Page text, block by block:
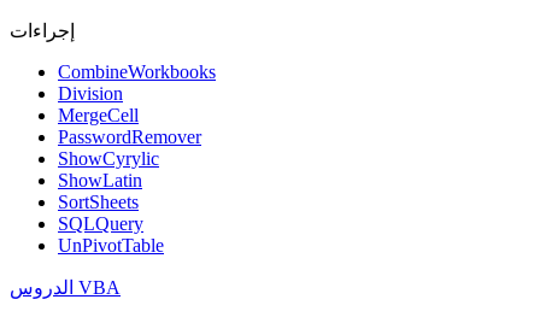
إجراءات
CombineWorkbooks
Division
MergeCell
PasswordRemover
ShowCyrylic
ShowLatin
SortSheets
SQLQuery
UnPivotTable
الدروس VBA